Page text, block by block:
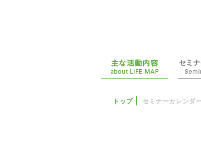
トップ セミナーカレンダー